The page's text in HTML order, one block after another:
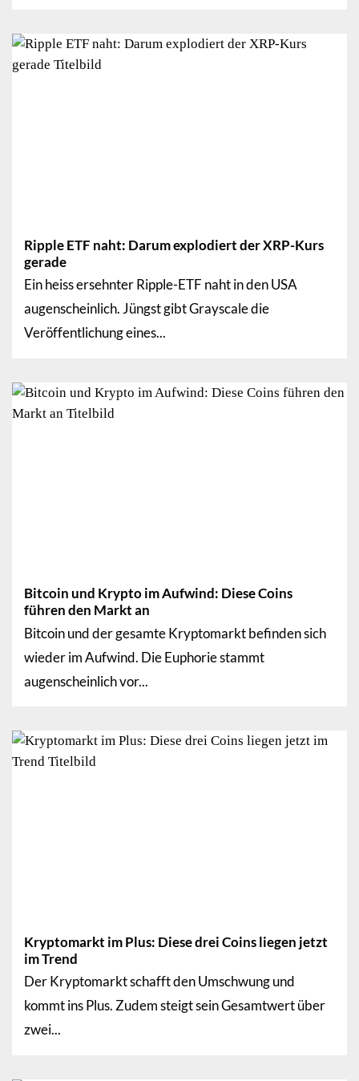
Ripple ETF naht: Darum explodiert der XRP-Kurs
gerade
Ein heiss ersehnter Ripple-ETF naht in den USA
augenscheinlich. Jüngst gibt Grayscale die
Veröffentlichung eines...
Bitcoin und Krypto im Aufwind: Diese Coins
führen den Markt an
Bitcoin und der gesamte Kryptomarkt befinden sich
wieder im Aufwind. Die Euphorie stammt
augenscheinlich vor...
Kryptomarkt im Plus: Diese drei Coins liegen jetzt
im Trend
Der Kryptomarkt schafft den Umschwung und
kommt ins Plus. Zudem steigt sein Gesamtwert über
zwei...